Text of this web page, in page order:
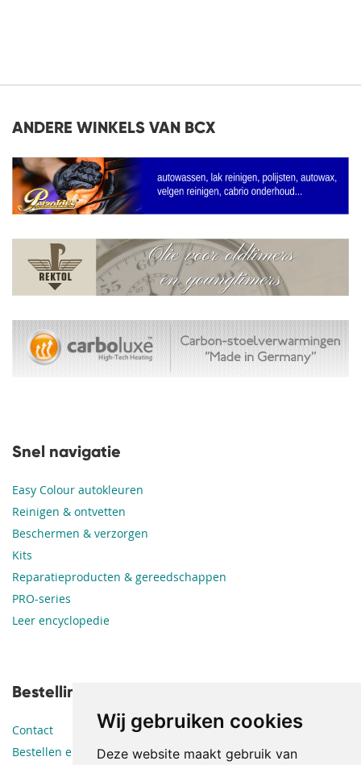
Wij gebruiken cookies
Deze website maakt gebruik van
ANDERE WINKELS VAN BCX
Snel navigatie
Easy Colour autokleuren
Reinigen & ontvetten
Beschermen & verzorgen
Kits
Reparatieproducten & gereedschappen
PRO-series
Leer encyclopedie
Bestellingen en leveringen
Contact
Bestellen en betalen